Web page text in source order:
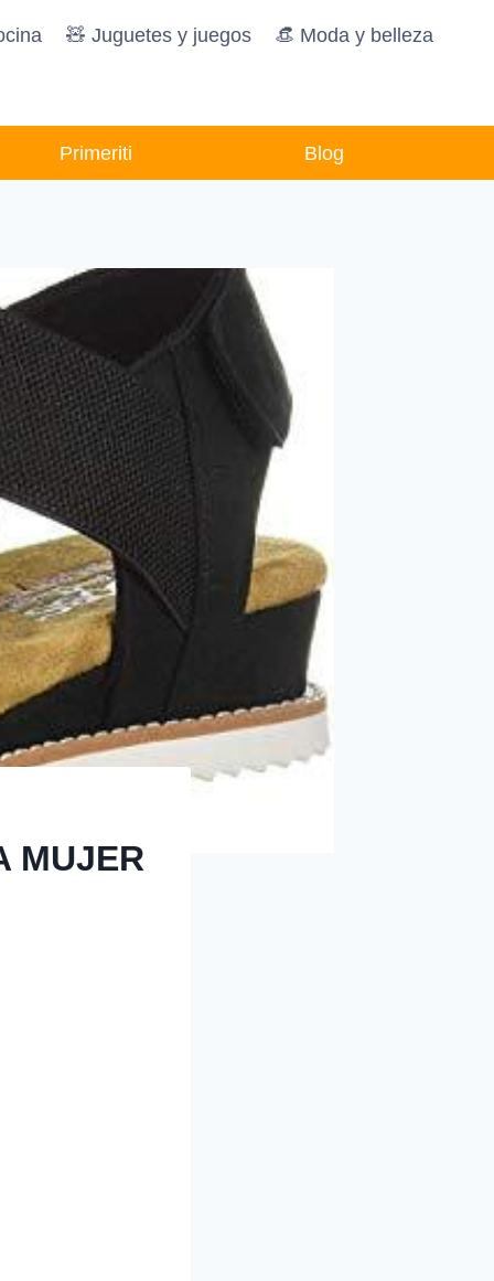
🧸️ Juguetes y juegos 👒 Moda y belleza
Primeriti Blog
MUJER